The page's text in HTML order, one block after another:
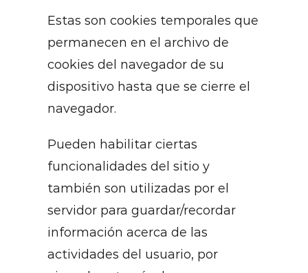
Estas son cookies temporales que
permanecen en el archivo de
cookies del navegador de su
dispositivo hasta que se cierre el
navegador.
Pueden habilitar ciertas
funcionalidades del sitio y
también son utilizadas por el
servidor para guardar/recordar
información acerca de las
actividades del usuario, por